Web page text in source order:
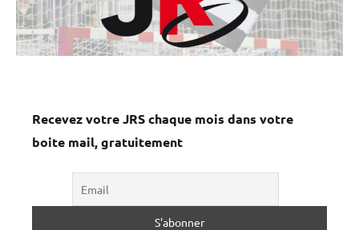
Recevez votre JRS chaque mois dans votre
boite mail, gratuitement